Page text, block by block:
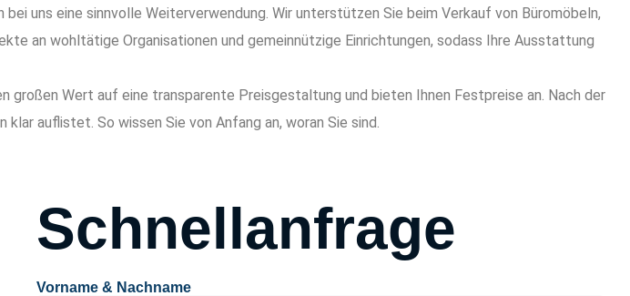
uns eine sinnvolle Weiterverwendung. Wir unterstützen Sie beim Verkauf von Büromöbeln,
an wohltätige Organisationen und gemeinnützige Einrichtungen, sodass Ihre Ausstattung
großen Wert auf eine transparente Preisgestaltung und bieten Ihnen Festpreise an. Nach der
auflistet. So wissen Sie von Anfang an, woran Sie sind.
Schnellanfrage
Vorname & Nachname